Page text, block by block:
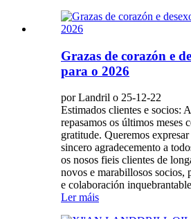
Grazas de corazón e
para o 2026
por Landril o 25-12-22
Estimados clientes e socios:
repasamos os últimos meses
gratitude. Queremos
sincero agradecemento a
os nosos fieis clientes de
novos e marabillosos socios,
e colaboración
Ler máis